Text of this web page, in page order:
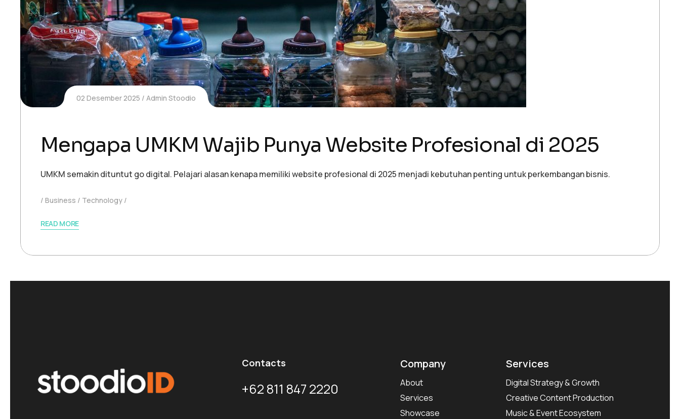
02 Desember 2025 Admin Stoodio
Mengapa UMKM Wajib Punya Website Profesional di 2025
UMKM semakin dituntut go digital. Pelajari alasan kenapa memiliki website profesional di 2025 menjadi kebutuhan penting untuk perkembangan bisnis.
Business Technology
READ MORE
Contacts
+62 811 847 2220
Company
About
Services
Showcase
Services
Digital Strategy & Growth
Creative Content Production
Music & Event Ecosystem